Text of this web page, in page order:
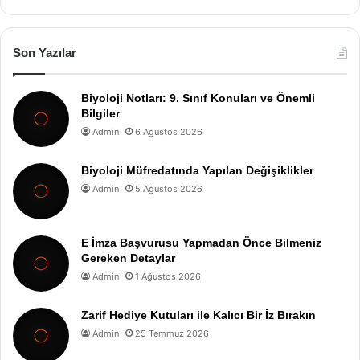
Son Yazılar
Biyoloji Notları: 9. Sınıf Konuları ve Önemli
Bilgiler
Admin 6 Ağustos 2026
Biyoloji Müfredatında Yapılan Değişiklikler
Admin 5 Ağustos 2026
E İmza Başvurusu Yapmadan Önce Bilmeniz
Gereken Detaylar
Admin 1 Ağustos 2026
Zarif Hediye Kutuları ile Kalıcı Bir İz Bırakın
Admin 25 Temmuz 2026